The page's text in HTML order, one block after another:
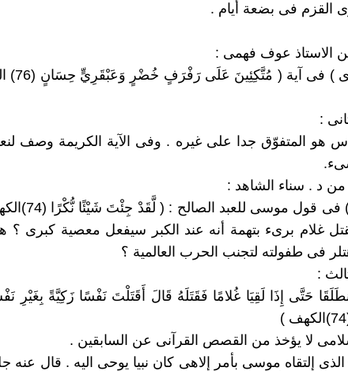
القزم فى بضعة أيام .
من الاستاذ عوف فهمى :
ما معنى ( عبقرى )
:
هو المتفوّق جدا على غيره . وفى الآية الكريمة وصف
من د . سناء الشاهد :
ما معنى ( نُكرا ) فى قول موسى
غلام برىء بتهمة أنه عند الكبر سيفعل معصية كبرى ؟
فى طفولته لتجنب الحرب العالمية ؟
:
حَتَّى إِذَا لَقِيَا غُلامًا فَقَتَلَهُ قَالَ أَقَتَلْتَ نَفْسًا زَكِيَّةً بِغَيْرِ
الذى إلتقاه موسى بأمر إلاهى كان نبيا يوحى اليه . قال عنه